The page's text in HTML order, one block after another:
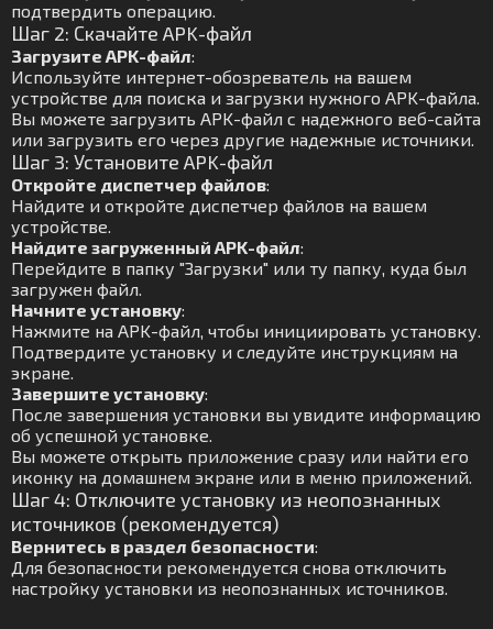
подтвердить операцию.
Шаг 2: Скачайте APK-файл
Загрузите APK-файл:
Используйте интернет-обозреватель на вашем
устройстве для поиска и загрузки нужного APK-файла.
Вы можете загрузить APK-файл с надежного веб-сайта
или загрузить его через другие надежные источники.
Шаг 3: Установите APK-файл
Откройте диспетчер файлов:
Найдите и откройте диспетчер файлов на вашем
устройстве.
Найдите загруженный APK-файл:
Перейдите в папку "Загрузки" или ту папку, куда был
загружен файл.
Начните установку:
Нажмите на APK-файл, чтобы инициировать установку.
Подтвердите установку и следуйте инструкциям на
экране.
Завершите установку:
После завершения установки вы увидите информацию
об успешной установке.
Вы можете открыть приложение сразу или найти его
иконку на домашнем экране или в меню приложений.
Шаг 4: Отключите установку из неопознанных
источников (рекомендуется)
Вернитесь в раздел безопасности:
Для безопасности рекомендуется снова отключить
настройку установки из неопознанных источников.